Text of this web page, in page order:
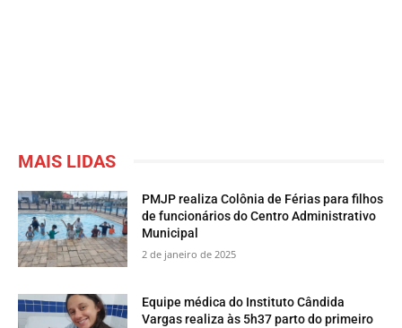
MAIS LIDAS
PMJP realiza Colônia de Férias para filhos
de funcionários do Centro Administrativo
Municipal
2 de janeiro de 2025
Equipe médica do Instituto Cândida
Vargas realiza às 5h37 parto do primeiro